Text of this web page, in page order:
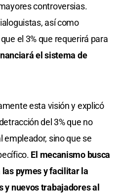
controversias.
así como
el 3% que requerirá para
el sistema de
esta visión y explicó
del 3% que no
sino que se
El mecanismo busca
pymes y facilitar la
y nuevos trabajadores al